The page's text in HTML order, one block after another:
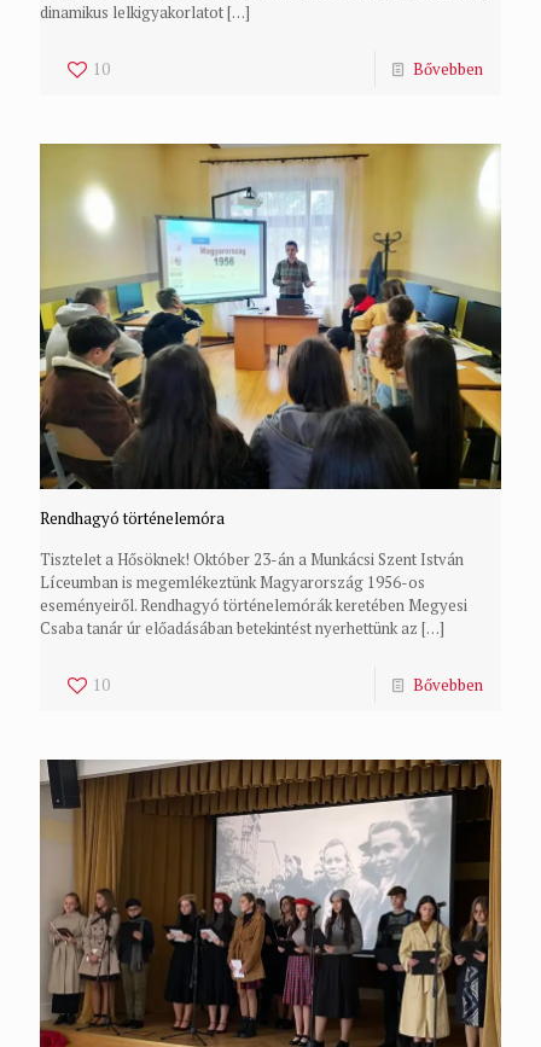
dinamikus lelkigyakorlatot[…]
10 Bővebben
Rendhagyó történelemóra
Tisztelet a Hősöknek! Október 23-án a Munkácsi Szent István
Líceumban is megemlékeztünk Magyarország 1956-os
eseményeiről. Rendhagyó történelemórák keretében Megyesi
Csaba tanár úr előadásában betekintést nyerhettünk az […]
10 Bővebben